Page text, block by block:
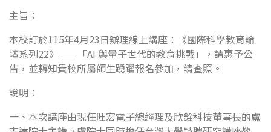
主旨：
本校訂於115年4月23日辦理線上講座：《國際科學教育論
壇系列22》—— 「AI 與量子世代的教育挑戰」，請惠予公
告，並轉知貴校所屬師生踴躍報名參加，請查照。
說明：
一、本次講座由現任旺宏電子總經理及欣銓科技董事長的盧